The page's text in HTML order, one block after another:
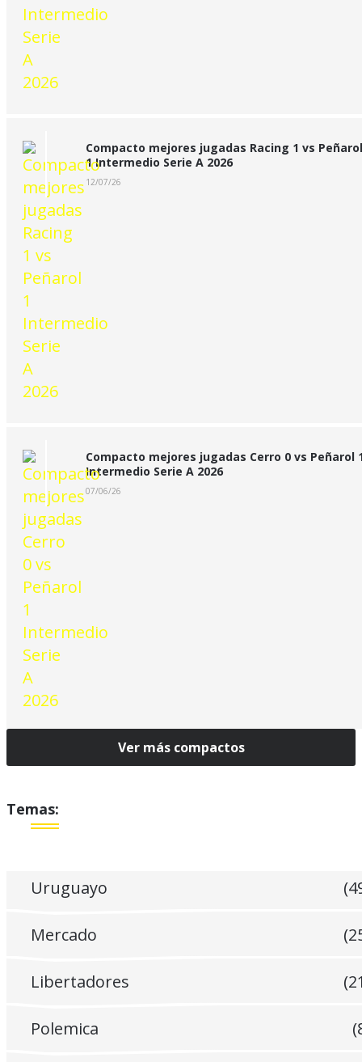
Compacto mejores jugadas Racing 1 vs Peñarol
1 Intermedio Serie A 2026
12/07/26
Compacto mejores jugadas Cerro 0 vs Peñarol
Intermedio Serie A 2026
07/06/26
Ver más compactos
Temas:
Uruguayo
Mercado
Libertadores
Polemica